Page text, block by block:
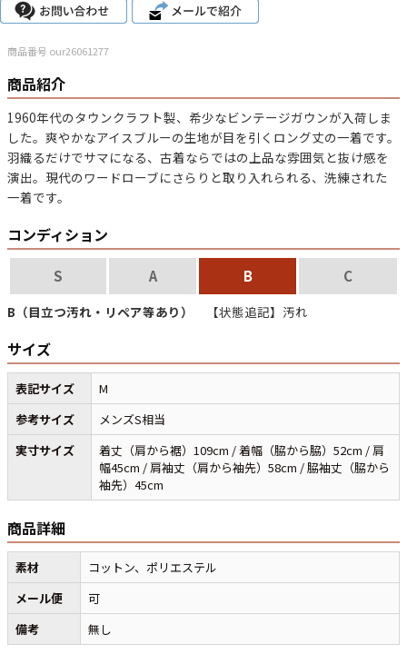
ジャケット XS S M
長袖シャツ XS S M L XL
半袖シャツ XS S M L XL
Tシャツ XS S M L XL
パンツ
W35,W36 W37以上
Search by Maniac
バンド
Tシャツ
USA製
ボロ ミリタリー
すべてのマニアックを見る
Search by Period
90年代 80年代 70年代
商品番号 our26061277
商品紹介
1960年代のタウンクラフト製、希少なビンテージガウンが入荷しま
した。爽やかなアイスブルーの生地が目を引くロング丈の一着です。
羽織るだけでサマになる、古着ならではの上品な雰囲気と抜け感を
演出。現代のワードローブにさらりと取り入れられる、洗練された
一着です。
コンディション
S A B C
B（目立つ汚れ・リペア等あり） 【状態追記】汚れ
サイズ
表記サイズ
M
参考サイズ
メンズS相当
実寸サイズ
着丈（肩から裾）109cm / 着幅（脇から脇）52cm / 肩
幅45cm / 肩袖丈（肩から袖先）58cm / 脇袖丈（脇から
袖先）45cm
商品詳細
素材
コットン、ポリエステル
メール便
可
備考
無し